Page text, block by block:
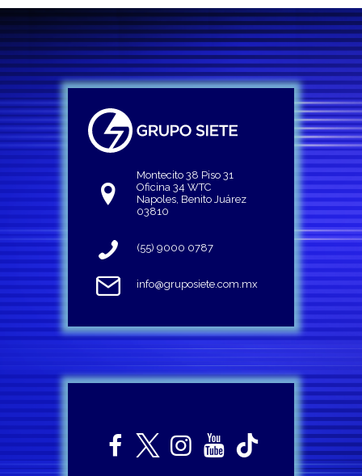
Montecito 38 Piso 31
Oficina 34 WTC
Napoles, Benito Juárez
03810
(55) 9000 0787
info@gruposiete.com.mx